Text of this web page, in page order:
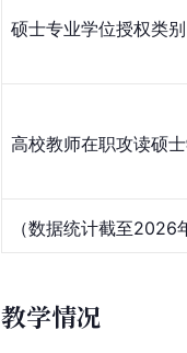
硕士专业学位授权类别
高校教师在职攻读硕
（数据统计截至2026
教学情况